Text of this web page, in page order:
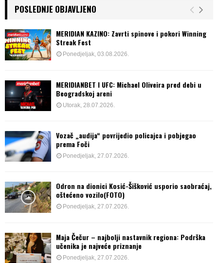
POSLEDNJE OBJAVLJENO
MERIDIAN KAZINO: Zavrti spinove i pokori Winning
Streak Fest
Ponedjeljak, 03.08.2026.
MERIDIANBET I UFC: Michael Oliveira pred debi u
Beogradskoj areni
Utorak, 28.07.2026.
Vozač „audija“ povrijedio policajca i pobjegao
prema Foči
Ponedjeljak, 27.07.2026.
Odron na dionici Kosić-Šišković usporio saobraćaj,
oštećeno vozilo(FOTO)
Ponedjeljak, 27.07.2026.
Maja Čečur – najbolji nastavnik regiona: Podrška
učenika je najveće priznanje
Ponedjeljak, 27.07.2026.